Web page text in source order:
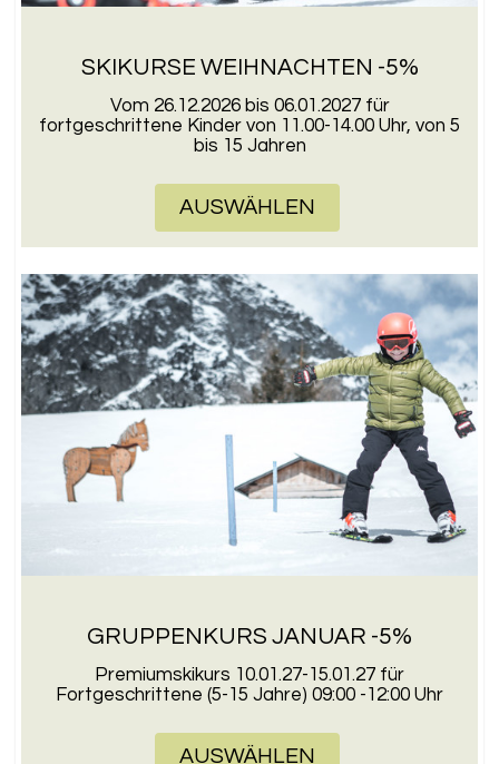
SKIKURSE WEIHNACHTEN -5%
Vom 26.12.2026 bis 06.01.2027 für
fortgeschrittene Kinder von 11.00-14.00 Uhr, von 5
bis 15 Jahren
AUSWÄHLEN
GRUPPENKURS JANUAR -5%
Premiumskikurs 10.01.27-15.01.27 für
Fortgeschrittene (5-15 Jahre) 09:00 -12:00 Uhr
AUSWÄHLEN